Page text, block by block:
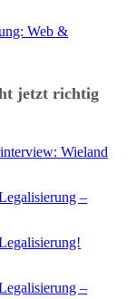
Web &
jetzt richtig
Wieland
–
–